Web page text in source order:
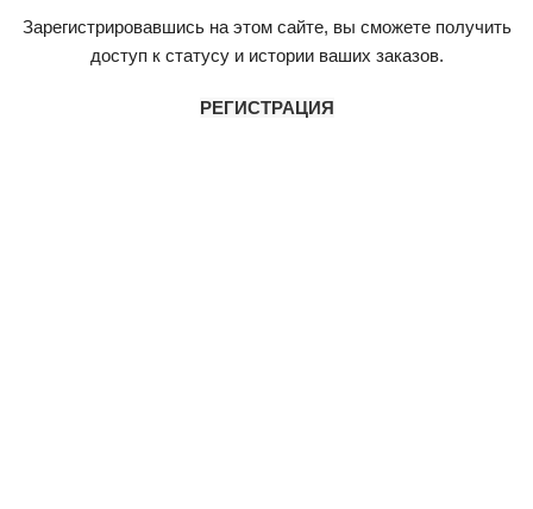
Зарегистрировавшись на этом сайте, вы сможете получить
доступ к статусу и истории ваших заказов.
РЕГИСТРАЦИЯ